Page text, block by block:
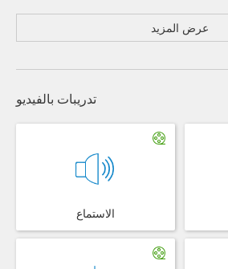
عرض المزيد
تدريبات بالفيديو
الاستماع